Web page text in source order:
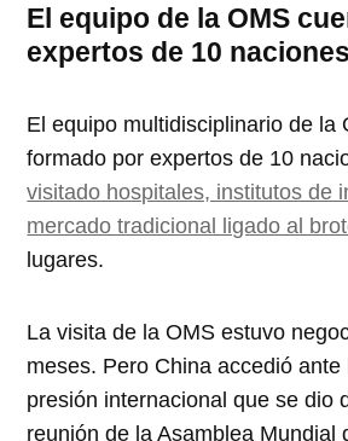
El equipo de la OMS
expertos de 10 naciones
El equipo multidisciplinario de la
formado por expertos de 10
visitado hospitales, institutos de
mercado tradicional ligado al
lugares.
La visita de la OMS estuvo
meses. Pero China accedió ante
presión internacional que se dio
reunión de la Asamblea Mundial